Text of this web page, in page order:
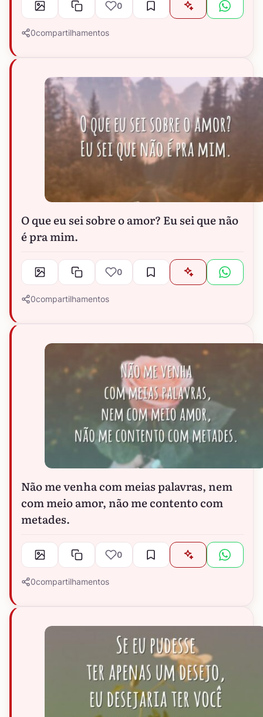
0
0compartilhamentos
O que eu sei sobre o amor? Eu sei que não
é pra mim.
0
0compartilhamentos
Não me venha com meias palavras, nem
com meio amor, não me contento com
metades.
0
0compartilhamentos